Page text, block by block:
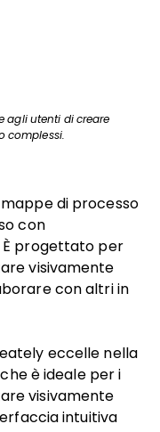
agli utenti di creare
complessi.
di processo
con
È progettato per
visivamente
con altri in
eccelle nella
è ideale per i
visivamente
intuitiva